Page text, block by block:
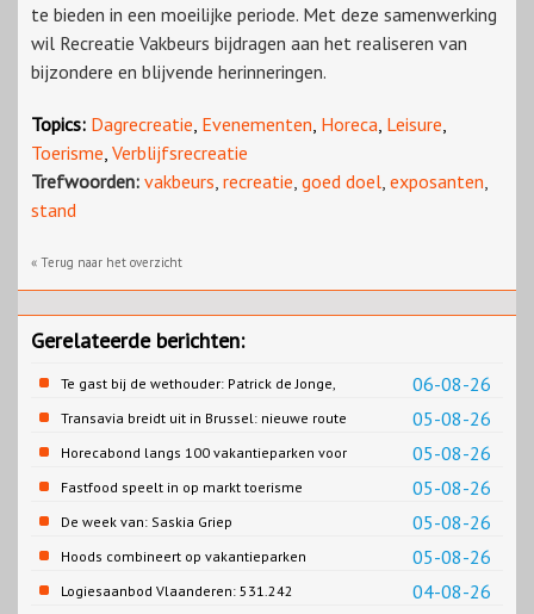
te bieden in een moeilijke periode. Met deze samenwerking
wil Recreatie Vakbeurs bijdragen aan het realiseren van
bijzondere en blijvende herinneringen.
Topics: Dagrecreatie, Evenementen, Horeca, Leisure,
Toerisme, Verblijfsrecreatie
Trefwoorden: vakbeurs, recreatie, goed doel, exposanten,
stand
« Terug naar het overzicht
Gerelateerde berichten:
06-08-26
Te gast bij de wethouder: Patrick de Jonge,
Gemeente Emmen
05-08-26
Transavia breidt uit in Brussel: nieuwe route
naar Porto
05-08-26
Horecabond langs 100 vakantieparken voor
Cao-recreatie
05-08-26
Fastfood speelt in op markt toerisme
05-08-26
De week van: Saskia Griep
05-08-26
Hoods combineert op vakantieparken
recreatie en wonen
04-08-26
Logiesaanbod Vlaanderen: 531.242